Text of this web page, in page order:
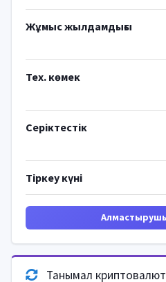
Жұмыс жылдамдығы
Тех. көмек
Серіктестік
Тіркеу күні
Танымал